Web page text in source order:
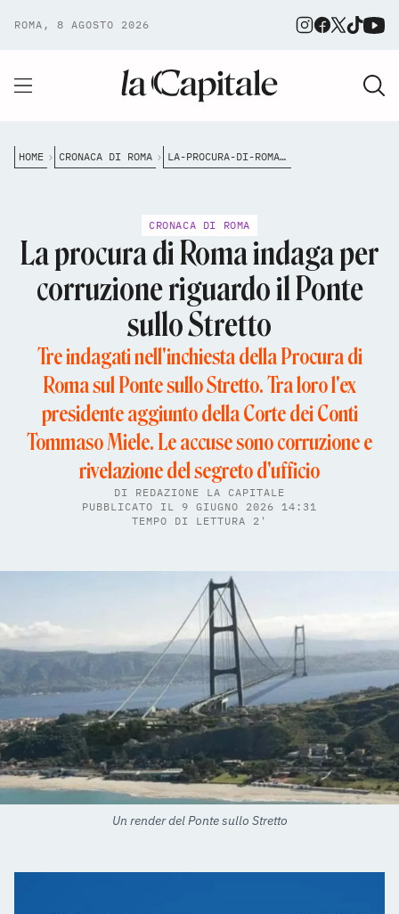
ROMA, 8 AGOSTO 2026
HOME CRONACA DI ROMA LA-PROCURA-DI-ROMA-INDAGA-PER-CORRUZIONE-RIGUARDO-IL-PONTE-SULLO-STRETTO
CRONACA DI ROMA
La procura di Roma indaga per
corruzione riguardo il Ponte
sullo Stretto
Tre indagati nell'inchiesta della Procura di
Roma sul Ponte sullo Stretto. Tra loro l'ex
presidente aggiunto della Corte dei Conti
Tommaso Miele. Le accuse sono corruzione e
rivelazione del segreto d'ufficio
DI REDAZIONE LA CAPITALE
PUBBLICATO IL 9 GIUGNO 2026 14:31
TEMPO DI LETTURA 2'
Un render del Ponte sullo Stretto